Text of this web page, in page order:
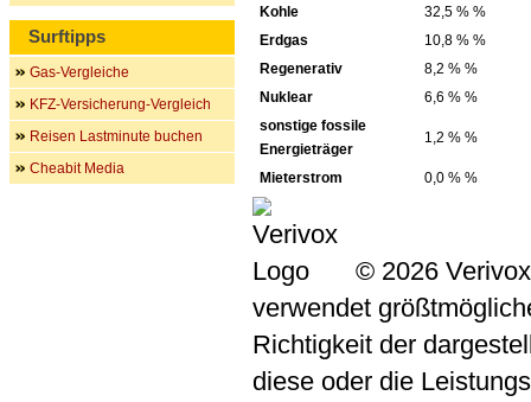
Kohle
32,5 % %
Erdgas
10,8 % %
Regenerativ
8,2 % %
Nuklear
6,6 % %
sonstige fossile
Energieträger
1,2 % %
Mieterstrom 0,0 % %
© 2026
verwendet
Richtigkeit der
diese oder die
Surftipps
Gas-Vergleiche
KFZ-Versicherung-Vergleich
Reisen Lastminute buchen
Cheabit Media